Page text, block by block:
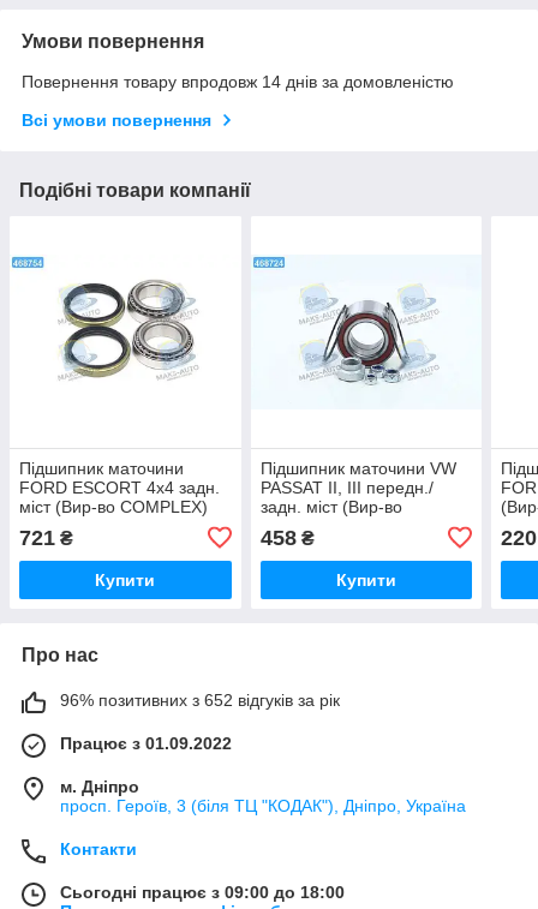
Умови повернення
Повернення товару впродовж 14 днів за домовленістю
Всі умови повернення
Подібні товари компанії
Підшипник маточини
FORD ESCORT 4x4 задн.
міст (Вир-во COMPLEX)
721 ₴
Купити
Підшипник маточини VW
PASSAT II, III передн./
задн. міст (Вир-во
COMPLEX) CX085 UA46
458₴
Купити
220
Про нас
96% позитивних з 652 відгуків за рік
Працює з 01.09.2022
м. Дніпро
просп. Героїв, 3 (біля ТЦ "КОДАК"), Дніпро, Україна
Контакти
Сьогодні працює з 09:00 до 18:00